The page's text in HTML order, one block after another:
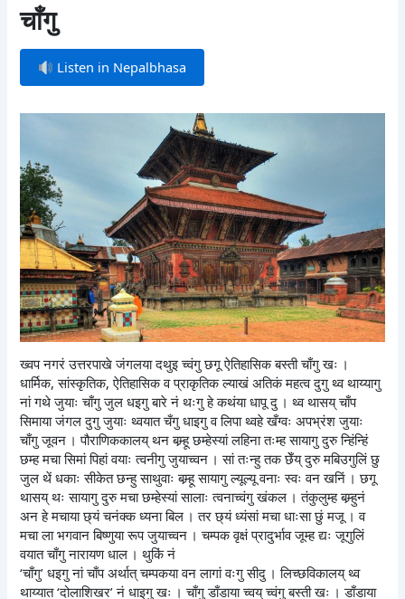
चाँगु
Listen in Nepalbhasa
ख्वप नगरं उत्तरपाखे जंगलया दथुइ च्वंगु छगू ऐतिहासिक बस्ती चाँगु खः ।
धार्मिक, सांस्कृतिक, ऐतिहासिक व प्राकृतिक ल्याखं अतिकं महत्व दुगु थ्व थाय्यागु
नां गथे जुयाः चाँगु जुल धइगु बारे नं थःगु हे कथंया धापू दु । थ्व थासय् चाँप
सिमाया जंगल दुगु जुयाः थ्वयात चँगु धाइगु व लिपा थ्वहे खँग्वः अपभ्रंश जुयाः
चाँगु जूवन । पौराणिककालय् थन बम्र्हू छम्हेस्यां लहिना तःम्ह सायागु दुरु न्हिंन्हिं
छम्ह मचा सिमां पिहां वयाः त्वनीगु जुयाच्वन । सां तःन्हु तक छेँय् दुरु मबिउगुलिं छु
जुल थें धकाः सीकेत छन्हु साथुवाः बम्र्हू सायागु ल्यूल्यू वनाः स्वः वन खनिं । छगू
थासय् थः सायागु दुरु मचा छम्हेस्यां सालाः त्वनाच्वंगु खंकल । तंकुलुम्ह बम्र्हुनं
अन हे मचाया छ्यं चनंक्क ध्यना बिल । तर छ्यं ध्यंसां मचा धाःसा छुं मजू । व
मचा ला भगवान बिष्णुया रूप जुयाच्वन । चम्पक वृक्षं प्रादुर्भाव जूम्ह द्यः जूगुलिं
वयात चाँगु नारायण धाल । थुकिं नं
‘चाँगु’ धइगु नां चाँप अर्थात् चम्पकया वन लागां वःगु सीदु । लिच्छविकालय् थ्व
थाय्यात ‘दोलाशिखर’ नं धाइगु खः । चाँगु डाँडाया च्वय् च्वंगु बस्ती खः । डाँडाया